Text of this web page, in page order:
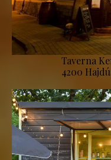
Taverna
4200